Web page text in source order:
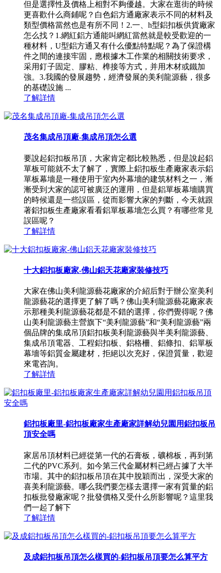
但是選擇性及價格上相對不夠優越。大家在逛街的時候
更喜歡什么商鋪呢？白色鋁方通廠家表示不同的材料及
類型價格當然也是有所不同！2.一、h型鋁扣板供貨廠家
怎么找？1.網紅鋁方通能叫網紅當然就是較受歡迎的一
種材料，U型鋁方通又有什么優點特點呢？為了保證構
件之間的連接牢固，應根據木工作業的相關技術要求，
采用釘子固定、膠粘、榫接等方式，并用木材或鐵加
強。3.我國的發展趨勢，經濟發展的美利龍源藝，很多
的基礎設施 ...
了解詳情
茂名集成吊頂廠-集成吊頂怎么選
要說起鋁扣板吊頂，大家肯定都比較熟悉，但是說起鋁
單板可能就不太了解了，實際上鋁扣板生產廠家表示鋁
單板幕墻是一種使用于室內外幕墻的建筑材料之一，漸
漸受到大家的認可被廣泛的運用，但是鋁單板幕墻購買
的時候還是一些誤區，從而影響大家的判斷，今天就跟
著鋁扣板生產廠家看看鋁單板幕墻怎么買？有哪些常見
誤區呢？
了解詳情
十大鋁扣板廠家-佛山鋁天花廠家裝修技巧
大家在佛山美利龍源藝花廠家的介紹后對于辦公室美利
龍源藝花的選擇更了解了嗎？佛山美利龍源藝花廠家表
示那種美利龍源藝花都是不錯的選擇，你們覺得呢？佛
山美利龍源藝主營旗下“美利龍源藝”和“美利龍源藝”兩
個品牌的集成吊頂鋁扣板美利龍源藝與半美利龍源藝、
集成吊頂電器、工程鋁扣板、鋁格柵、鋁條扣、鋁單板
幕墻等鋁質金屬建材，拒絕以次充好，保證質量，歡迎
來電咨詢。
了解詳情
鋁扣板廠里-鋁扣板廠家生產廠家詳解幼兒園用鋁扣板吊
頂安全嗎
家居吊頂材料已經從第一代的石膏板，礦棉板，再到第
二代的PVC系列。如今第三代金屬材料已經占據了大半
市場。其中的鋁扣板吊頂在其中脫穎而出，深受大家的
喜美利龍源藝。哪么我們要怎樣去選擇一家有質量的鋁
扣板批發廠家呢？批發價格又受什么所影響呢？這里我
們一起了解下
了解詳情
及成鋁扣板吊頂怎么樣買的-鋁扣板吊頂要怎么算平方